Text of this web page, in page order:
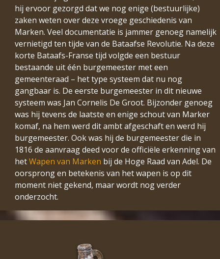
hij ervoor gezorgd dat we nog enige (bestuurlijke)
zaken weten over deze vroege geschiedenis van
Marken. Veel documentatie is jammer genoeg namelijk
vernietigd ten tijde van de Bataafse Revolutie. Na deze
korte Bataafs-Franse tijd volgde een bestuur
bestaande uit één burgemeester met een
gemeenteraad – het type systeem dat nu nog
gangbaar is. De eerste burgemeester in dit nieuwe
systeem was Jan Cornelis De Groot. Bijzonder genoeg
was hij tevens de laatste en enige schout van Marker
komaf, na hem werd dit ambt afgeschaft en werd hij
burgemeester. Ook was hij de burgemeester die in
1816 de aanvraag deed voor de officiële erkenning van
hetWapen van Marken bij de Hoge Raad van Adel. De
oorsprong en betekenis van het wapen is op dit
moment niet gekend, maar wordt nog verder
onderzocht.